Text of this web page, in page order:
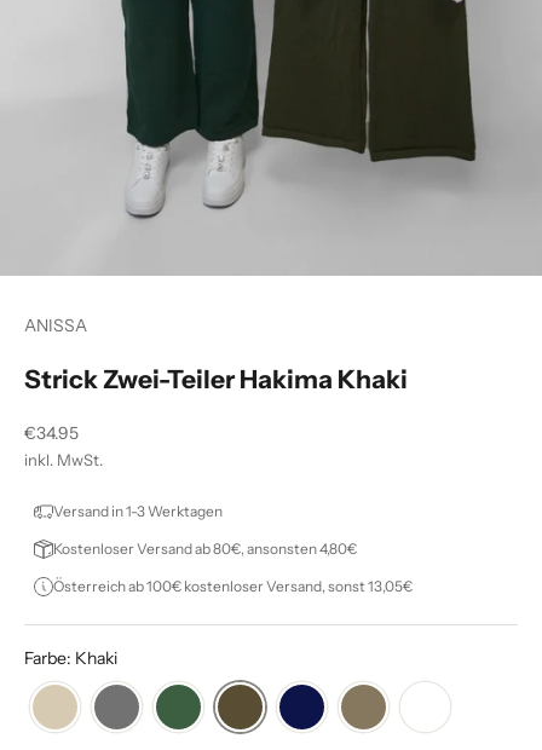
ANISSA
Strick Zwei-Teiler Hakima Khaki
Angebot
€34.95
inkl. MwSt.
Versand in 1-3 Werktagen
Kostenloser Versand ab 80€, ansonsten 4,80€
Österreich ab 100€ kostenloser Versand, sonst 13,05€
Farbe: Khaki